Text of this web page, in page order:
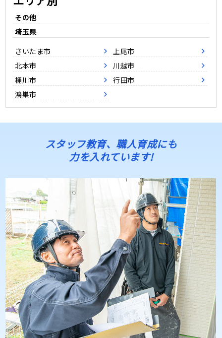
その他
埼玉県
さいたま市
上尾市
北本市
川越市
桶川市
行田市
鴻巣市
スタッフ教育、職人育成にも
力を入れています!